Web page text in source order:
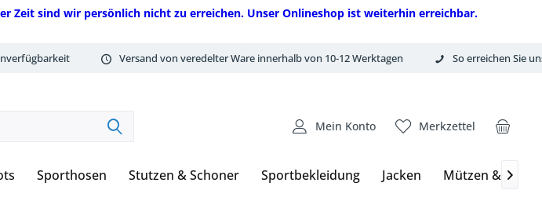
Zeit sind wir persönlich nicht zu erreichen. Unser Onlineshop ist weiterhin erreichbar.
Versand von veredelter Ware innerhalb von 10-12 Werktagen So erreichen Sie
Merkzettel
Mein Konto
Sporthosen Stutzen & Schoner Sportbekleidung Jacken Mützen & 